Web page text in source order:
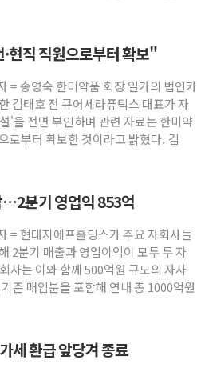
현직 직원으로부터 확보"
= 송영숙 한미약품 회장 일가의 법인카
김태호 전 큐어세라퓨틱스 대표가 자
'을 전면 부인하며 관련 자료는 한미약
로부터 확보한 것이라고 밝혔다. 김
…2분기 영업익 853억
= 현대지에프홀딩스가 주요 자회사들
2분기 매출과 영업이익이 모두 두 자
사는 이와 함께 500억원 규모의 자사
존 매입분을 포함해 연내 총 1000억원
세 환급 앞당겨 종료